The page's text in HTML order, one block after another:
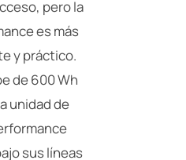
pero la
es más
y práctico.
de 600 Wh
unidad de
sus líneas